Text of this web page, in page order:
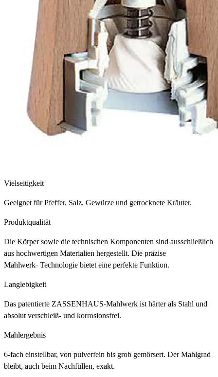
Vielseitigkeit
Geeignet für Pfeffer, Salz, Gewürze und getrocknete Kräuter.
Produktqualität
Die Körper sowie die technischen Komponenten sind ausschließlich
aus hochwertigen Materialien hergestellt. Die präzise
Mahlwerk- Technologie bietet eine perfekte Funktion.
Langlebigkeit
Das patentierte ZASSENHAUS-Mahlwerk ist härter als Stahl und
absolut verschleiß- und korrosionsfrei.
Mahlergebnis
6-fach einstellbar, von pulverfein bis grob gemörsert. Der Mahlgrad
bleibt, auch beim Nachfüllen, exakt.